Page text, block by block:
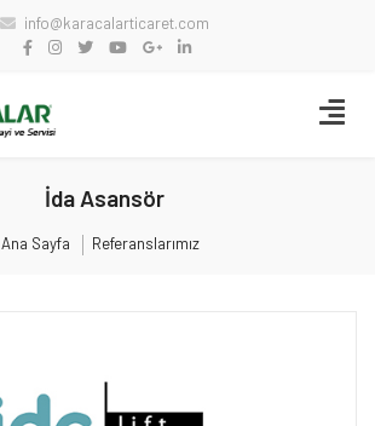
info@karacalarticaret.com
İda Asansör
Ana Sayfa Referanslarımız